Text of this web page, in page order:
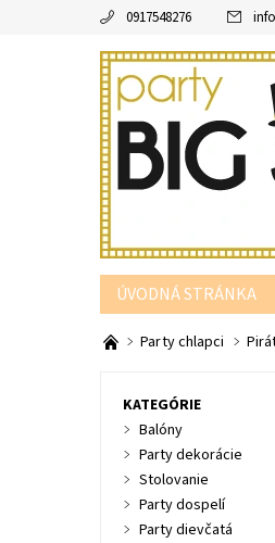
0917548276 info
ÚVODNÁ STRÁNKA
PARTY PODĽA FARBY
Party chlapci
KATEGÓRIE
Balóny
Party dekorácie
Stolovanie
Party dospelí
Party dievčatá